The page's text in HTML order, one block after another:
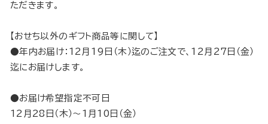
ただきます。
【おせち以外のギフト商品等に関して】
●年内お届け：12月19日（木）迄のご注文で、12月27日（金）
迄にお届けします。
●お届け希望指定不可日
12月28日（木）～1月10日（金）